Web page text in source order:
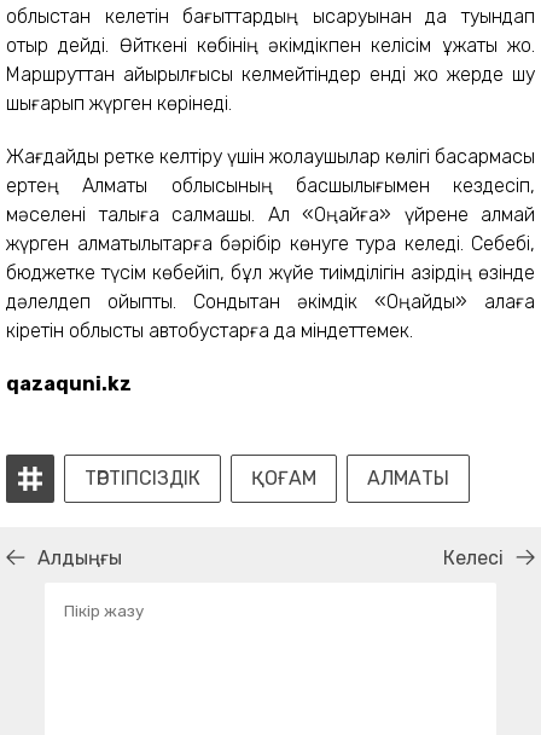
облыстан келетін бағыттардың қысқаруынан да туындап
отыр дейді. Өйткені көбінің әкімдікпен келісім құжаты жоқ.
Маршруттан айырылғысы келмейтіндер енді жоқ жерде шу
шығарып жүрген көрінеді.
Жағдайды ретке келтіру үшін жолаушылар көлігі басқармасы
ертең Алматы облысының басшылығымен кездесіп,
мәселені талқыға салмақшы. Ал «Оңайға» үйрене алмай
жүрген алматылықтарға бәрібір көнуге тура келеді. Себебі,
бюджетке түсім көбейіп, бұл жүйе тиімділігін қазірдің өзінде
дәлелдеп қойыпты. Сондықтан әкімдік «Оңайды» қалаға
кіретін облыстық автобустарға да міндеттемек.
qazaquni.kz
ТӘРТІПСІЗДІК ҚОҒАМ АЛМАТЫ
Алдыңғы Келесі